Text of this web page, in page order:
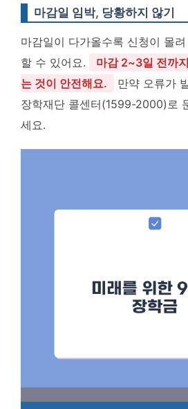
마감일 임박, 당황하지 않기
마감일이 다가올수록 신청이 몰
할 수 있어요.
마감 2~3일 전까
는 것이 안전해요.
만약 오류가
장학재단 콜센터(1599-2000)로
세요.